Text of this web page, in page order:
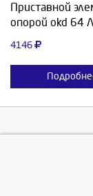
Приставной
опорой okd 64
4146
Отмена